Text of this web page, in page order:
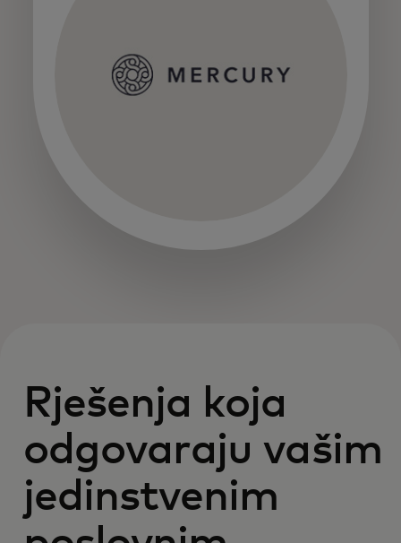
Rješenja koja
odgovaraju vašim
jedinstvenim